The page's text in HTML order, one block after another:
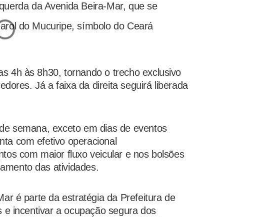
da Avenida Beira-Mar, que se
do Mucuripe, símbolo do Ceará
4h às 8h30, tornando o trecho exclusivo
Já a faixa da direita seguirá liberada
semana, exceto em dias de eventos
com efetivo operacional
com maior fluxo veicular e nos bolsões
das atividades.
é parte da estratégia da Prefeitura de
incentivar a ocupação segura dos